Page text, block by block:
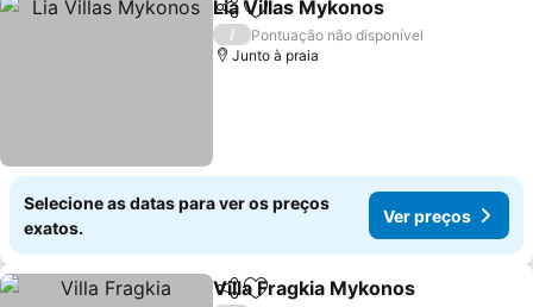
PartilharAdicionar aos favoritos
Lia Villas Mykonos
/
Pontuação não disponível
Junto à praia
Selecione as datas para ver os preços
exatos.
Ver preços
PartilharAdicionar aos favoritos
Villa Fragkia Mykonos